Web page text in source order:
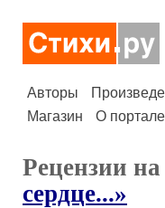
Авторы
Магазин
О портале
Рецензии
сердце...»